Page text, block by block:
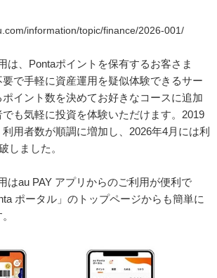
information/topic/finance/2026-001/
は、Pontaポイントを保有するお客さま
で手軽に資産運用を疑似体験できるサー
イント数を決めてお好きなコースに追加
も気軽に投資を体験いただけます。2019
用者数が順調に増加し、2026年4月には利
しました。
はau PAY アプリからのご利用が便利で
ポータル」のトップページからも簡単に